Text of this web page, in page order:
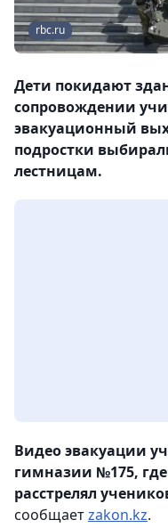
rbc.ru
Дети покидают
сопровождении
эвакуационный
подростки
лестницам.
Видео эвакуации
гимназии №175,
расстрелял
сообщаетzakon.kz.